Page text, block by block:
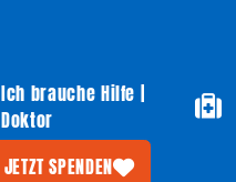
Ich brauche Hilfe |
Doktor
JETZT SPENDEN